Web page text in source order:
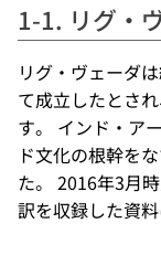
1-1. リグ・
リグ・ヴェーダ
て成立したとさ
す。 インド・ア
ド文化の根幹を
た。 2016年3月
訳を収録した資